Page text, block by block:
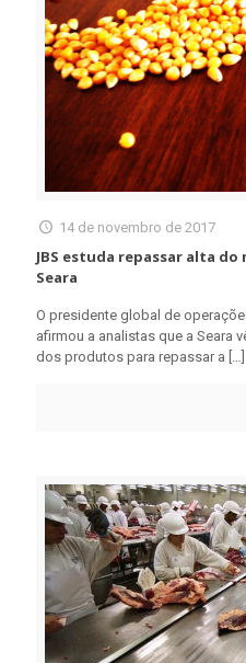
14 de novembro de 2017
JBS estuda repassar alta
Seara
O presidente global de
afirmou a analistas que a Seara
dos produtos para repassar a […]